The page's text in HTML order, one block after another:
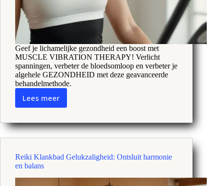
Geef je lichamelijke gezondheid een boost met
MUSCLE VIBRATION THERAPY! Verlicht
spanningen, verbeter de bloedsomloop en verbeter je
algehele GEZONDHEID met deze geavanceerde
behandelmethode.
Lees meerSpiertrillingstherapie:
verlichting
van
spanning
slechts
enkele
minuten
Reiki Klankbad Gelukzaligheid: Ontsluit harmonie
en balans